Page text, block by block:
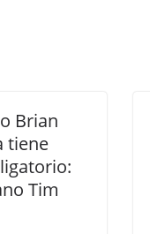
Brian
tiene
Tim